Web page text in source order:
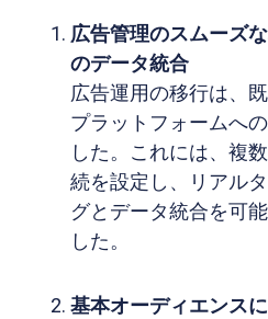
広告管理のスムーズ
のデータ統合
広告運用の移行は、
プラットフォームへ
した。これには、複
続を設定し、リアル
グとデータ統合を可
した。
基本オーディエンス